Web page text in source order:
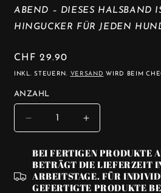
ABEND – DIESES HALSBAND
HINGUCKER FÜR JEDEN
NORMALER
PREIS
CHF 29.90
INKL. STEUERN. VERSAND WIRD BEIM
ANZAHL
VERRINGERE
DIE
MENGE
FÜR
HALSBAND
ERHÖHE
DIE
MENGE
FÜR
HALSBAND
-
BEI FERTIGEN PRODUKTE
BETRÄGT DIE LIEFERZEIT
ARBEITSTAGE. FÜR
GEFERTIGTE PRODUKTE